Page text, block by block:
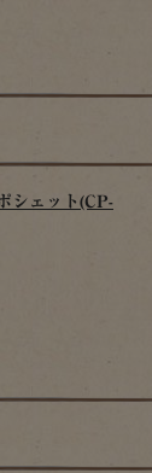
シェット(CP-